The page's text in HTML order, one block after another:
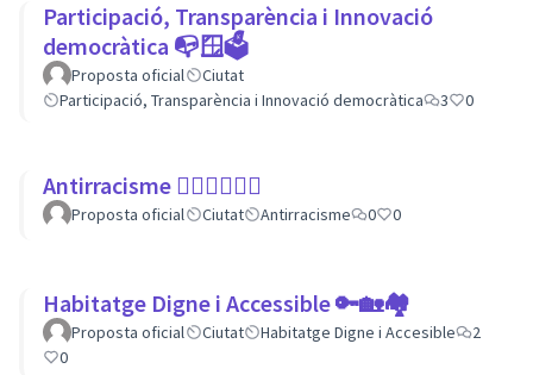
Participació, Transparència i Innovació
democràtica 📭🪟🗳
Proposta oficial
Ciutat
Participació, Transparència i Innovació democràtica
3 0
Antirracisme ✊🏾✊🏼✊🏿
Proposta oficial Ciutat Antirracisme 0 0
Habitatge Digne i Accessible 🔑🏡🏘
Proposta oficial Ciutat Habitatge Digne i Accesible
2
0